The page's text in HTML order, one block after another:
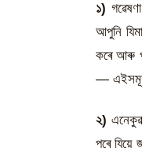
১)
আপুনি
কৰে আৰু
— এইসমূহ
২)
পৰে যিয়ে